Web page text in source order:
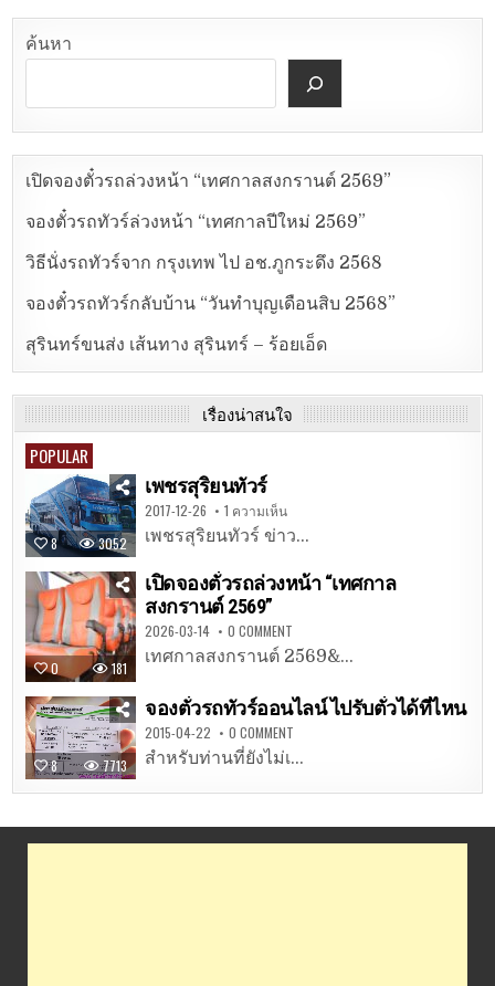
ค้นหา
เปิดจองตั๋วรถล่วงหน้า “เทศกาลสงกรานต์ 2569”
จองตั๋วรถทัวร์ล่วงหน้า “เทศกาลปีใหม่ 2569”
วิธีนั่งรถทัวร์จาก กรุงเทพ ไป อช.ภูกระดึง 2568
จองตั๋วรถทัวร์กลับบ้าน “วันทำบุญเดือนสิบ 2568”
สุรินทร์ขนส่ง เส้นทาง สุรินทร์ – ร้อยเอ็ด
เรื่องน่าสนใจ
POPULAR
8 3052
เพชรสุริยนทัวร์
2017-12-26 1 ความเห็น
เพชรสุริยนทัวร์ ข่าว...
0 181
เปิดจองตั๋วรถล่วงหน้า “เทศกาล
สงกรานต์ 2569”
2026-03-14 0 COMMENT
เทศกาลสงกรานต์ 2569&...
8 7713
จองตั๋วรถทัวร์ออนไลน์ ไปรับตั๋วได้ที่ไหน
2015-04-22 0 COMMENT
สำหรับท่านที่ยังไม่เ...